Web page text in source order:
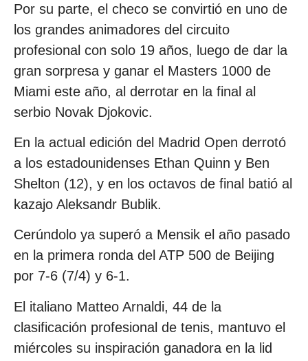
Por su parte, el checo se convirtió en uno de
los grandes animadores del circuito
profesional con solo 19 años, luego de dar la
gran sorpresa y ganar el Masters 1000 de
Miami este año, al derrotar en la final al
serbio Novak Djokovic.
En la actual edición del Madrid Open derrotó
a los estadounidenses Ethan Quinn y Ben
Shelton (12), y en los octavos de final batió al
kazajo Aleksandr Bublik.
Cerúndolo ya superó a Mensik el año pasado
en la primera ronda del ATP 500 de Beijing
por 7-6 (7/4) y 6-1.
El italiano Matteo Arnaldi, 44 de la
clasificación profesional de tenis, mantuvo el
miércoles su inspiración ganadora en la lid